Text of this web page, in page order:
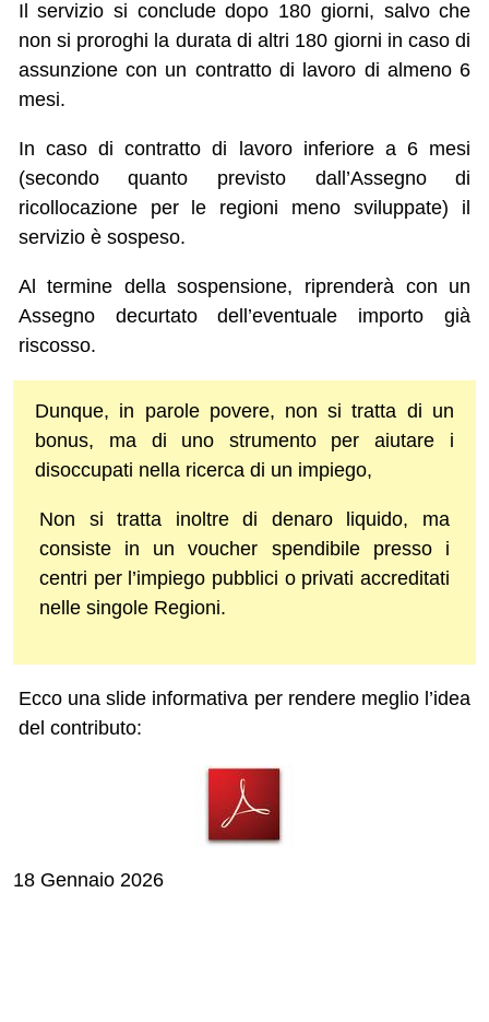
​Il servizio si conclude dopo 180 giorni, salvo che
non si proroghi la durata di altri 180 giorni in caso di
assunzione con un contratto di lavoro di almeno 6
mesi.
In caso di contratto di lavoro inferiore a 6 mesi
(secondo quanto previsto dall’Assegno di
ricollocazione per le regioni meno sviluppate) il
servizio è sospeso.
Al termine della sospensione, riprenderà con un
Assegno decurtato dell’eventuale importo già
riscosso.
Dunque, in parole povere, non si tratta di un
bonus, ma di uno strumento per aiutare i
disoccupati nella ricerca di un impiego,
Non si tratta inoltre di denaro liquido, ma
consiste in un voucher spendibile presso i
centri per l’impiego pubblici o privati accreditati
nelle singole Regioni.
Ecco una slide informativa per rendere meglio l’idea
del contributo:
18 Gennaio 2026